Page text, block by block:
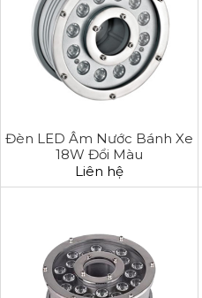
Đèn LED Âm Nước Bánh Xe
18W Đổi Màu
Liên hệ